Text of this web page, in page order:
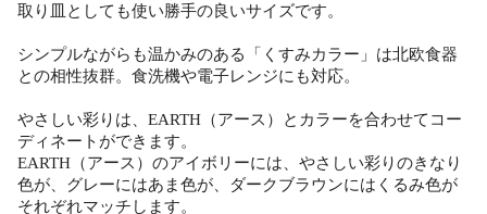
取り皿としても使い勝手の良いサイズです。
シンプルながらも温かみのある「くすみカラー」は北欧食器
との相性抜群。食洗機や電子レンジにも対応。
やさしい彩りは、EARTH（アース）とカラーを合わせてコー
ディネートができます。
EARTH（アース）のアイボリーには、やさしい彩りのきなり
色が、グレーにはあま色が、ダークブラウンにはくるみ色が
それぞれマッチします。